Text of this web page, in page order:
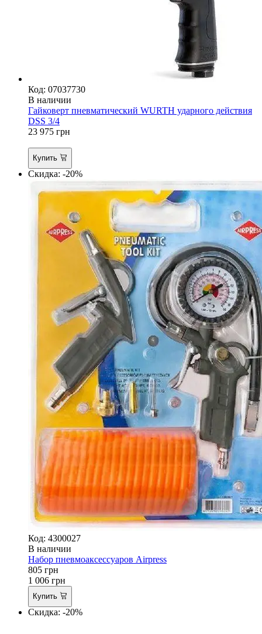
Код: 07037730
В наличии
Гайковерт пневматический WURTH ударного действия
DSS 3/4
23 975 грн
Купить
Скидка: -20%
Код: 4300027
В наличии
Набор пневмоаксессуаров Airpress
805 грн
1 006 грн
Купить
Скидка: -20%